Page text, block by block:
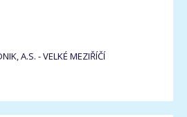
A.S. - VELKÉ MEZIŘÍČÍ